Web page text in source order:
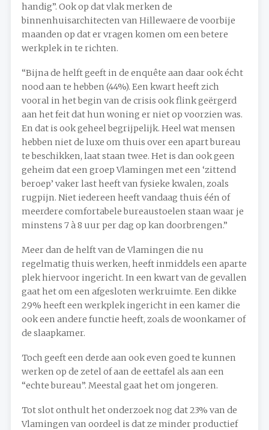
handig”. Ook op dat vlak merken de
binnenhuisarchitecten van Hillewaere de voorbije
maanden op dat er vragen komen om een betere
werkplek in te richten.
“Bijna de helft geeft in de enquête aan daar ook écht
nood aan te hebben (44%). Een kwart heeft zich
vooral in het begin van de crisis ook flink geërgerd
aan het feit dat hun woning er niet op voorzien was.
En dat is ook geheel begrijpelijk. Heel wat mensen
hebben niet de luxe om thuis over een apart bureau
te beschikken, laat staan twee. Het is dan ook geen
geheim dat een groep Vlamingen met een ‘zittend
beroep’ vaker last heeft van fysieke kwalen, zoals
rugpijn. Niet iedereen heeft vandaag thuis één of
meerdere comfortabele bureaustoelen staan waar je
minstens 7 à 8 uur per dag op kan doorbrengen.”
Meer dan de helft van de Vlamingen die nu
regelmatig thuis werken, heeft inmiddels een aparte
plek hiervoor ingericht. In een kwart van de gevallen
gaat het om een afgesloten werkruimte. Een dikke
29% heeft een werkplek ingericht in een kamer die
ook een andere functie heeft, zoals de woonkamer of
de slaapkamer.
Toch geeft een derde aan ook even goed te kunnen
werken op de zetel of aan de eettafel als aan een
“echte bureau”. Meestal gaat het om jongeren.
Tot slot onthult het onderzoek nog dat 23% van de
Vlamingen van oordeel is dat ze minder productief